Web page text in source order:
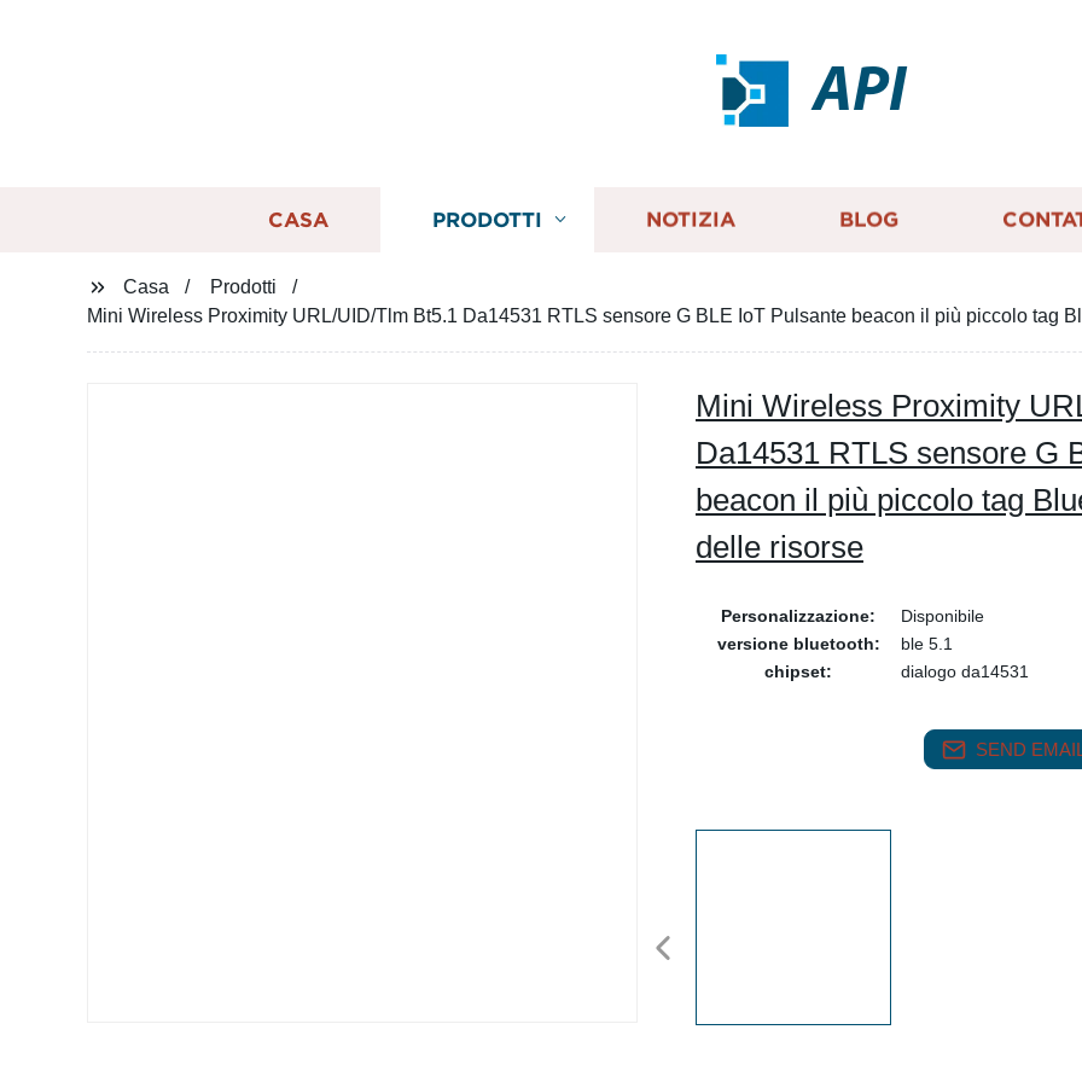
API
CASA PRODOTTI NOTIZIA BLOG
Casa
Prodotti
Mini Wireless Proximity URL/UID/Tlm Bt5.1 Da14531 RTLS sensore G BLE IoT Pulsante beacon il più piccolo tag
Mini Wireless Proximity
Da14531 RTLS sensore G
beacon il più piccolo tag
delle risorse
Personalizzazione:
Disponibile
versione bluetooth:
ble 5.1
chipset:
dialogo da14531
SEND